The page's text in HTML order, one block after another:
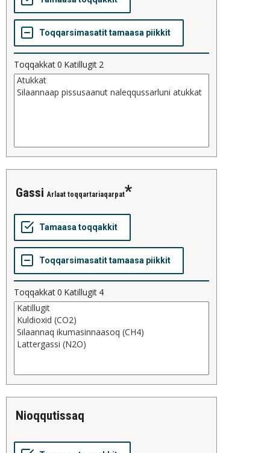
Toqqakkat0 Katillugit 2
gassi Arlaat toqqartariaqarpat
Toqqakkat0 Katillugit 4
nioqqutissaq